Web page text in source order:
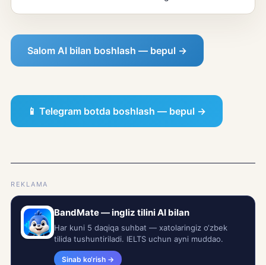
Salom AI bilan boshlash — bepul →
📱 Telegram botda boshlash — bepul →
REKLAMA
BandMate — ingliz tilini AI bilan
Har kuni 5 daqiqa suhbat — xatolaringiz o‘zbek
tilida tushuntiriladi. IELTS uchun ayni muddao.
Sinab ko‘rish →